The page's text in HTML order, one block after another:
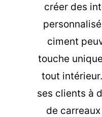
créer des
ciment
touche
tout
ses clients à
de